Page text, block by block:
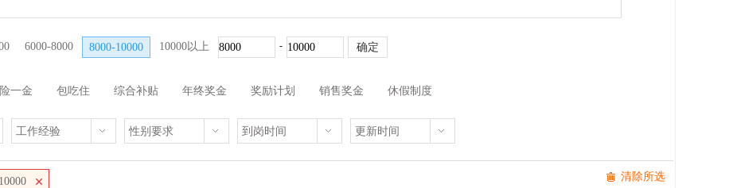
6000-8000 8000-10000 10000以上 -
一金 包吃住 综合补贴 年终奖金 奖励计划 销售奖金 休假制度
工作经验 性别要求 到岗时间 更新时间
清除所选